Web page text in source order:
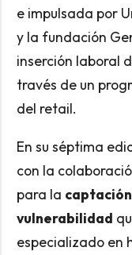
e impulsada por
y la fundación
inserción laboral
través de un
del retail.
En su séptima
con la
para la
vulnerabilidad
especializado en